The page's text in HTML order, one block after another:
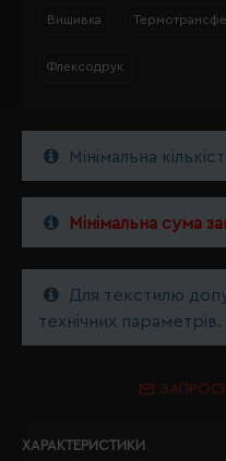
Вишивка
Флексодрук
Мінімальна
Мінімальна сума
Для текстилю
технічних параметрів.
ХАРАКТЕРИСТИКИ